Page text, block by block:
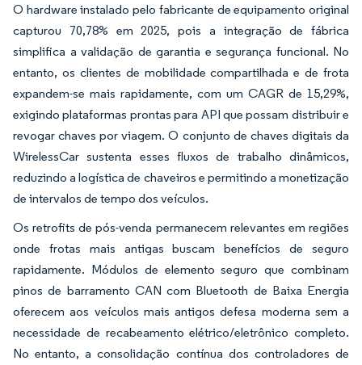
O hardware instalado pelo fabricante de equipamento original
capturou 70,78% em 2025, pois a integração de fábrica
simplifica a validação de garantia e segurança funcional. No
entanto, os clientes de mobilidade compartilhada e de frota
expandem-se mais rapidamente, com um CAGR de 15,29%,
exigindo plataformas prontas para API que possam distribuir e
revogar chaves por viagem. O conjunto de chaves digitais da
WirelessCar sustenta esses fluxos de trabalho dinâmicos,
reduzindo a logística de chaveiros e permitindo a monetização
de intervalos de tempo dos veículos.
Os retrofits de pós-venda permanecem relevantes em regiões
onde frotas mais antigas buscam benefícios de seguro
rapidamente. Módulos de elemento seguro que combinam
pinos de barramento CAN com Bluetooth de Baixa Energia
oferecem aos veículos mais antigos defesa moderna sem a
necessidade de recabeamento elétrico/eletrônico completo.
No entanto, a consolidação contínua dos controladores de